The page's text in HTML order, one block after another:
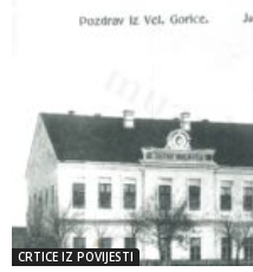
CRTICE IZ POVIJESTI